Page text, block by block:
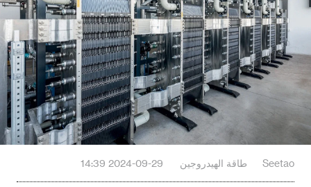
Seetao طاقة الهيدروجين 2024-09-29 14:39